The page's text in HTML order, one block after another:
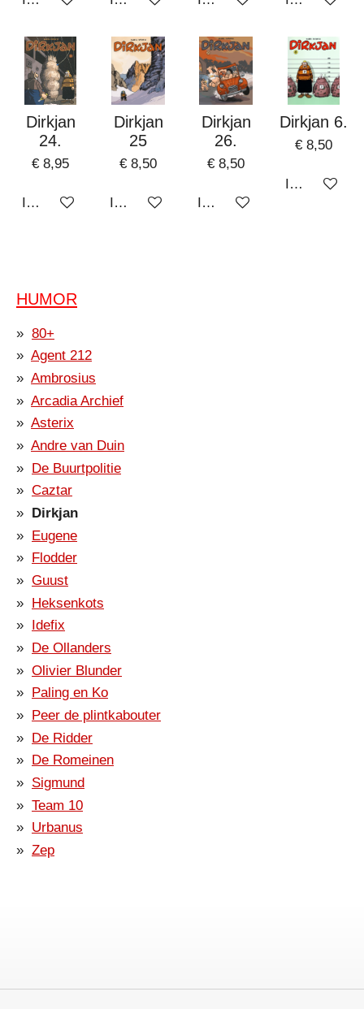
Dirkjan
24.
€ 8,95
In winkelwagen
Dirkjan
25
€ 8,50
In winkelwagen
Dirkjan
26.
€ 8,50
In winkelwagen
Dirkjan 6.
€ 8,50
In
HUMOR
80+
Agent 212
Ambrosius
Arcadia Archief
Asterix
Andre van Duin
De Buurtpolitie
Caztar
Dirkjan
Eugene
Flodder
Guust
Heksenkots
Idefix
De Ollanders
Olivier Blunder
Paling en Ko
Peer de plintkabouter
De Ridder
De Romeinen
Sigmund
Team 10
Urbanus
Zep